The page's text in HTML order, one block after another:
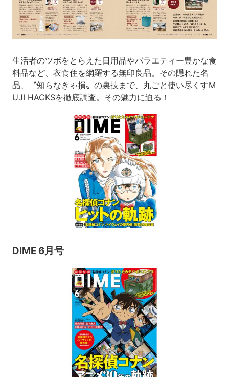
生活者のツボをとらえた日用品やバラエティー豊かな食
料品など、衣食住を網羅する無印良品。その隠れた名
品、〝知らなきゃ損〟の裏技まで、丸ごと使い尽くすM
UJI HACKSを徹底調査。その魅力に迫る！
DIME 6月号